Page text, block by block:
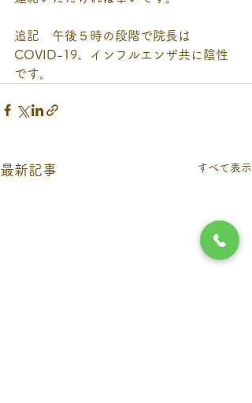
追記　午後５時の段階で院長は
COVID-19、インフルエンザ共に陰性
です。
最新記事 すべて表示